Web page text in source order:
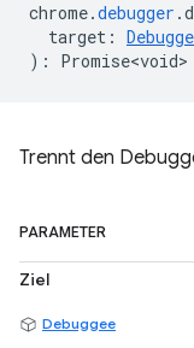
chrome.debugger .
target :
) : Promise<void>
Trennt den
PARAMETER
Ziel
Debuggee